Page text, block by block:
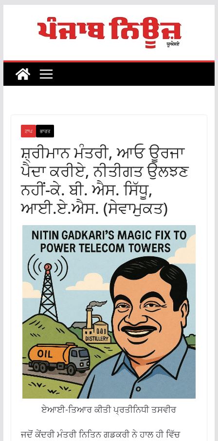
ਟਾਪ ਭਾਰਤ
ਸ਼੍ਰੀਮਾਨ ਮੰਤਰੀ, ਆਓ ਊਰਜਾ
ਪੈਦਾ ਕਰੀਏ, ਨੀਤੀਗਤ ਉਲਝਣ
ਨਹੀਂ-ਕੇ. ਬੀ. ਐਸ. ਸਿੱਧੂ,
ਆਈ.ਏ.ਐਸ. (ਸੇਵਾਮੁਕਤ)
ਏਆਈ-ਤਿਆਰ ਕੀਤੀ ਪ੍ਰਤੀਨਿਧੀ ਤਸਵੀਰ
ਜਦੋਂ ਕੇਂਦਰੀ ਮੰਤਰੀ ਨਿਤਿਨ ਗਡਕਰੀ ਨੇ ਹਾਲ ਹੀ ਵਿੱਚ